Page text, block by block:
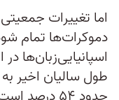
اما تغییرات
دموکرات‌ها تمام
اسپانیایی‌زبان‌ها
طول سالیان اخیر